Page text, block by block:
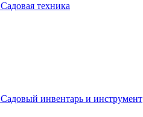
Садовая техника
Садовый инвентарь и инструмент